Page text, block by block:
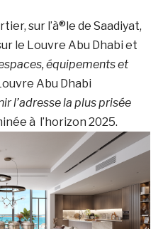
sur l’à®le de Saadiyat,
le Louvre Abu Dhabi et
équipements et
Abu Dhabi
l’adresse la plus prisée
à l’horizon 2025.